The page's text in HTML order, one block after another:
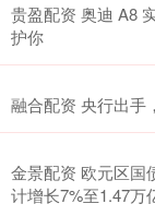
贵盈配资 奥迪 A8
护你
融合配资 央行出手
金景配资 欧元区国
计增长7%至1.47万